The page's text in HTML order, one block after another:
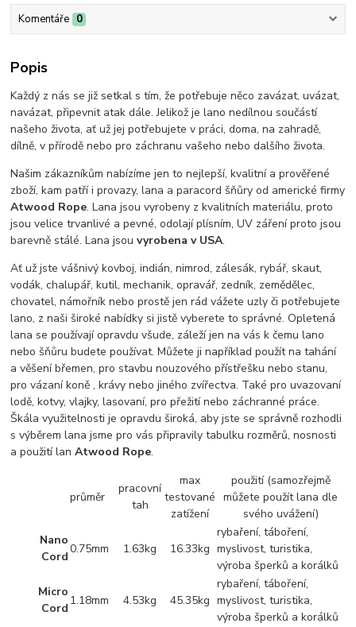
Komentáře 0
Popis
Každý z nás se již setkal s tím, že potřebuje něco zavázat, uvázat,
navázat, připevnit atak dále. Jelikož je lano nedílnou součástí
našeho života, ať už jej potřebujete v práci, doma, na zahradě,
dílně, v přírodě nebo pro záchranu vašeho nebo dalšího života.
Našim zákazníkům nabízíme jen to nejlepší, kvalitní a prověřené
zboží, kam patří i provazy, lana a paracord šňůry od americké firmy
Atwood Rope. Lana jsou vyrobeny z kvalitních materiálu, proto
jsou velice trvanlivé a pevné, odolají plísním, UV záření proto jsou
barevně stálé. Lana jsouvyrobena v USA.
Ať už jste vášnivý kovboj, indián, nimrod, zálesák, rybář, skaut,
vodák, chalupář, kutil, mechanik, opravář, zedník, zemědělec,
chovatel, námořník nebo prostě jen rád vážete uzly či potřebujete
lano, z naši široké nabídky si jistě vyberete to správné. Opletená
lana se používají opravdu všude, záleží jen na vás k čemu lano
nebo šňůru budete používat. Můžete ji například použít na tahání
a věšení břemen, pro stavbu nouzového přístřešku nebo stanu,
pro vázaní koně , krávy nebo jiného zvířectva. Také pro uvazovaní
lodě, kotvy, vlajky, lasovaní, pro přežití nebo záchranné práce.
Škála využitelnosti je opravdu široká, aby jste se správně rozhodli
s výběrem lana jsme pro vás připravily tabulku rozměrů, nosnosti
a použití lanAtwood Rope.
průměr
pracovní
tah
max
testované
zatížení
použití (samozřejmě
můžete použít lana dle
svého uvážení)
Nano
Cord
0.75mm 1.63kg 16.33kg
rybaření, táboření,
myslivost, turistika,
výroba šperků a korálků
Micro
Cord
1.18mm 4.53kg 45.35kg
rybaření, táboření,
myslivost, turistika,
výroba šperků a korálků